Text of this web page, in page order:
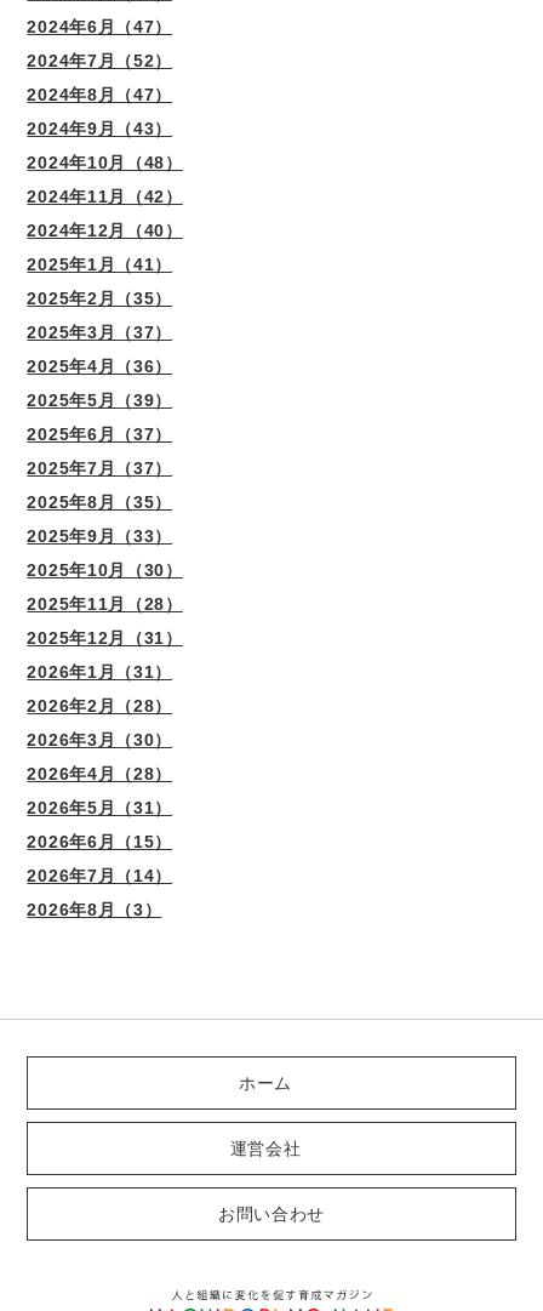
2024年6月（47）
2024年7月（52）
2024年8月（47）
2024年9月（43）
2024年10月（48）
2024年11月（42）
2024年12月（40）
2025年1月（41）
2025年2月（35）
2025年3月（37）
2025年4月（36）
2025年5月（39）
2025年6月（37）
2025年7月（37）
2025年8月（35）
2025年9月（33）
2025年10月（30）
2025年11月（28）
2025年12月（31）
2026年1月（31）
2026年2月（28）
2026年3月（30）
2026年4月（28）
2026年5月（31）
2026年6月（15）
2026年7月（14）
2026年8月（3）
ホーム
運営会社
お問い合わせ